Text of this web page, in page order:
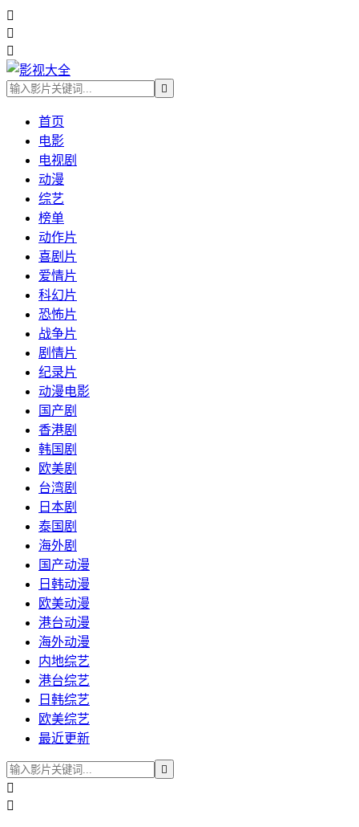




首页
电影
电视剧
动漫
综艺
榜单
动作片
喜剧片
爱情片
科幻片
恐怖片
战争片
剧情片
纪录片
动漫电影
国产剧
香港剧
韩国剧
欧美剧
台湾剧
日本剧
泰国剧
海外剧
国产动漫
日韩动漫
欧美动漫
港台动漫
海外动漫
内地综艺
港台综艺
日韩综艺
欧美综艺
最近更新


